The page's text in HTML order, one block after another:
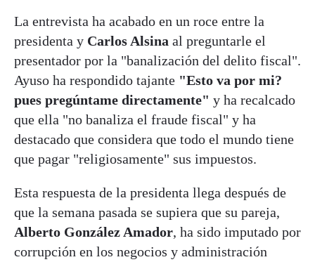
La entrevista ha acabado en un roce entre la
presidenta y Carlos Alsina al preguntarle el
presentador por la "banalización del delito fiscal".
Ayuso ha respondido tajante "Esto va por mi?
pues pregúntame directamente" y ha recalcado
que ella "no banaliza el fraude fiscal" y ha
destacado que considera que todo el mundo tiene
que pagar "religiosamente" sus impuestos.
Esta respuesta de la presidenta llega después de
que la semana pasada se supiera que su pareja,
Alberto González Amador, ha sido imputado por
corrupción en los negocios y administración